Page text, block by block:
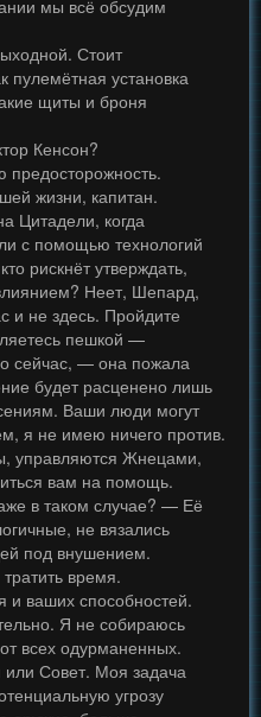
мы всё обсудим
Стоит
пулемётная установка
щиты и броня
Кенсон?
жизни, капитан.
Цитадели, когда
с помощью технологий
рискнёт утверждать,
Неет, Шепард,
и не здесь. Пройдите
пешкой —
сейчас, — она пожала
будет расценено лишь
Ваши люди могут
я не имею ничего против.
управляются Жнецами,
вам на помощь.
в таком случае? — Её
не вязались
под внушением.
время.
ваших способностей.
Я не собираюсь
всех одурманенных.
или Совет. Моя задача
угрозу